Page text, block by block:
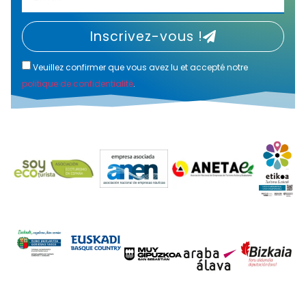
Veuillez confirmer que vous avez lu et accepté notre
politique de confidentialité.
Inscrivez-vous !
Alternative: